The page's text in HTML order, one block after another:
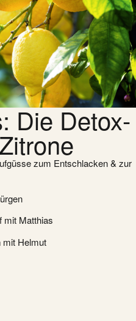
Die Detox-
zum Entschlacken & zur
mit Matthias
mit Helmut